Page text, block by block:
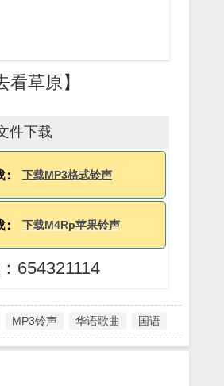
看草原】
件下载
下载MP3格式铃声
下载M4Rp苹果铃声
654321114
MP3铃声 华语歌曲 国语